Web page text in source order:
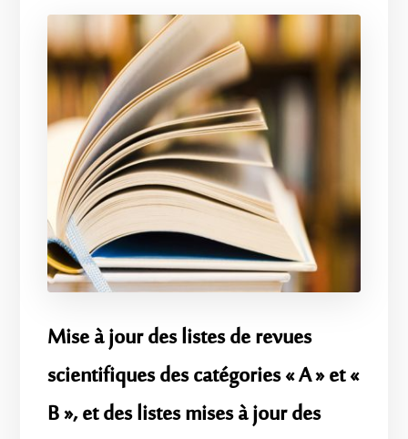
Mise à jour des listes de revues
scientifiques des catégories « A » et «
B », et des listes mises à jour des